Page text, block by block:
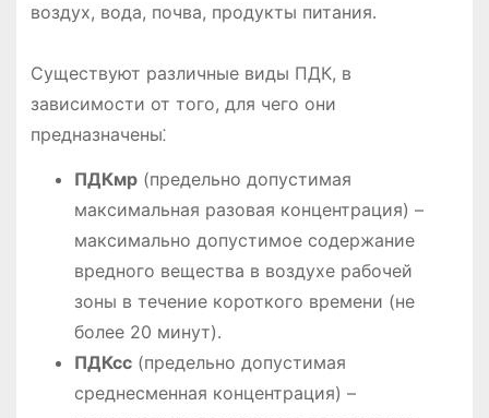
воздух, вода, почва, продукты питания․
Существуют различные виды ПДК, в
зависимости от того, для чего они
предназначены⁚
ПДКмр(предельно допустимая
максимальная разовая концентрация) –
максимально допустимое содержание
вредного вещества в воздухе рабочей
зоны в течение короткого времени (не
более 20 минут)․
ПДКсс(предельно допустимая
среднесменная концентрация) –